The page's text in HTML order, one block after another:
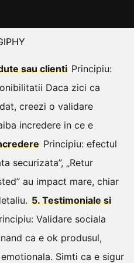
sau clienti Principiu:
Daca zici ca
creezi o validare
incredere in ce e
Principiu: efectul
securizata”, „Retur
au impact mare, chiar
5. Testimoniale si
Validare sociala
ca e ok produsul,
Simti ca e sigur